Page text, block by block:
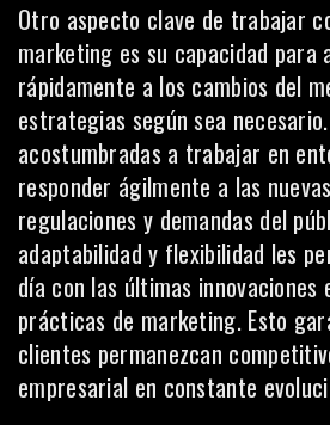
Otro aspecto clave de trabajar
marketing es su capacidad para
rápidamente a los cambios del
estrategias según sea
acostumbradas a trabajar en
responder ágilmente a las
regulaciones y demandas del
adaptabilidad y flexibilidad les
día con las últimas innovaciones
prácticas de marketing. Esto
clientes permanezcan
empresarial en constante